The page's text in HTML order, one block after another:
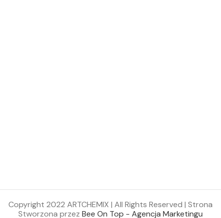
Copyright 2022 ARTCHEMIX | All Rights Reserved | Strona
Stworzona przez Bee On Top - Agencja Marketingu